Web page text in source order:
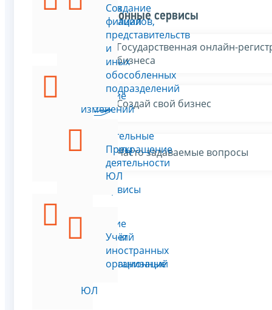
Порядок
регистрации
Внесение
изменений
учредительные
документы
Внесение
изменений
регистрационные
ЮЛ
Создание
филиалов,
представительств
и
иных
обособленных
подразделений
Прекращение
деятельности
ЮЛ
Учёт
иностранных
организаций
Электронные сервисы
Государственная онлайн-
бизнеса
Создай свой бизнес
Часто задаваемые вопросы
Все сервисы